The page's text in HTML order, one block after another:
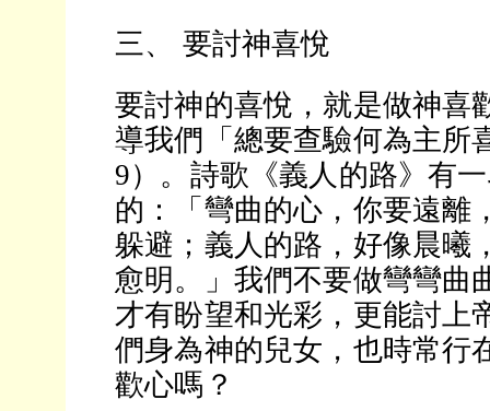
三、 要討神喜悅
要討神的喜悅，就是做神喜
導我們「總要查驗何為主所
9）。詩歌《義人的路》有
的：「彎曲的心，你要遠離
躲避；義人的路，好像晨曦
愈明。」我們不要做彎彎曲
才有盼望和光彩，更能討上
們身為神的兒女，也時常行
歡心嗎？